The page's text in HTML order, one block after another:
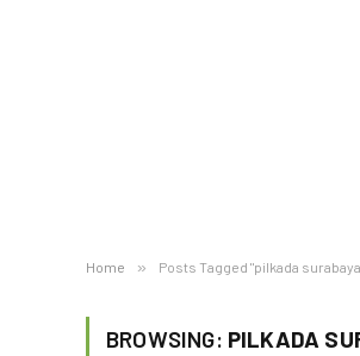
Home » Posts Tagged "pilkada
BROWSING: PILKADA